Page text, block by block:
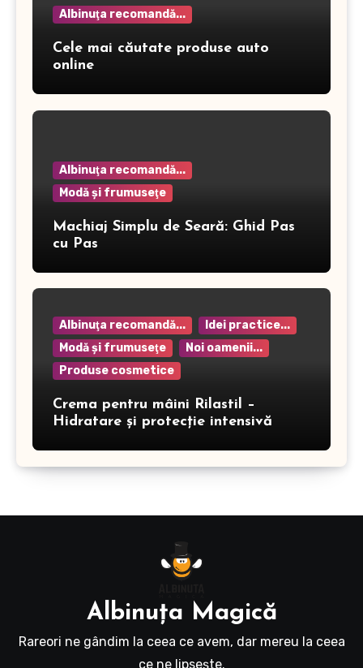
Albinuţa recomandă...
Cele mai căutate produse auto
online
Albinuţa recomandă...
Modă şi frumuseţe
Machiaj Simplu de Seară: Ghid Pas
cu Pas
Albinuţa recomandă...
Idei practice...
Modă şi frumuseţe
Noi oamenii...
Produse cosmetice
Crema pentru mâini Rilastil –
Hidratare și protecție intensivă
Albinuţa Magică
Rareori ne gândim la ceea ce avem, dar mereu la ceea
ce ne lipseşte.